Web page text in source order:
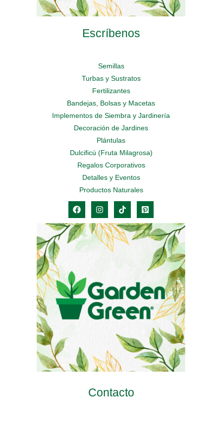
Escríbenos
Semillas
Turbas y Sustratos
Fertilizantes
Bandejas, Bolsas y Macetas
Implementos de Siembra y Jardinería
Decoración de Jardines
Plántulas
Dulcificú (Fruta Milagrosa)
Regalos Corporativos
Detalles y Eventos
Productos Naturales
Contacto